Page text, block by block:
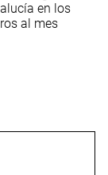
en los
al mes